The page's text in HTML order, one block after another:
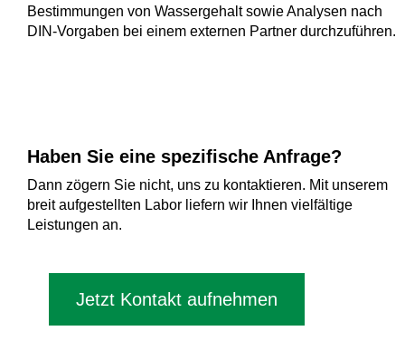
Bestimmungen von Wassergehalt sowie Analysen nach
DIN-Vorgaben bei einem externen Partner durchzuführen.
Haben Sie eine spezifische Anfrage?
Dann zögern Sie nicht, uns zu kontaktieren. Mit unserem
breit aufgestellten Labor liefern wir Ihnen vielfältige
Leistungen an.
Jetzt Kontakt aufnehmen